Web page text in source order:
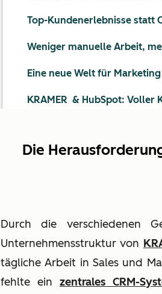
Die
Durch die verschiedenen
Unternehmensstruktur von
tägliche Arbeit in Sales und
fehlte ein zentrales CRM-
Top-Kundenerlebnisse statt
Weniger manuelle Arbeit,
Eine neue Welt für
KRAMER & HubSpot: Voller